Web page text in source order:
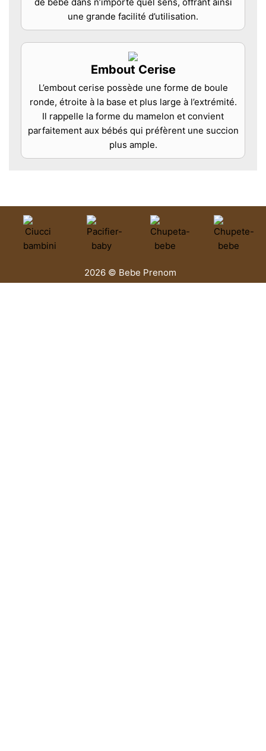
une grande facilité d’utilisation.
Embout Cerise
L’embout cerise possède une forme de boule
ronde, étroite à la base et plus large à l’extrémité.
Il rappelle la forme du mamelon et convient
parfaitement aux bébés qui préfèrent une succion
plus ample.
2026 © Bebe Prenom